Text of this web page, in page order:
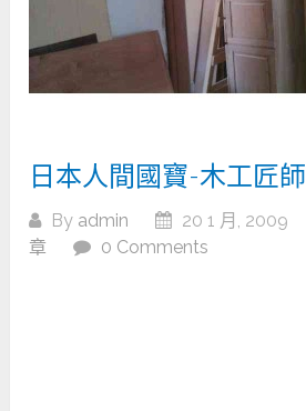
日本人間國寶-木工匠師
By admin 20 1 月, 2009
章
0 Comments